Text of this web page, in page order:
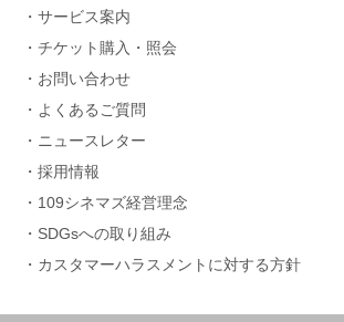
サービス案内
チケット購入・照会
お問い合わせ
よくあるご質問
ニュースレター
採用情報
109シネマズ経営理念
SDGsへの取り組み
カスタマーハラスメントに対する方針